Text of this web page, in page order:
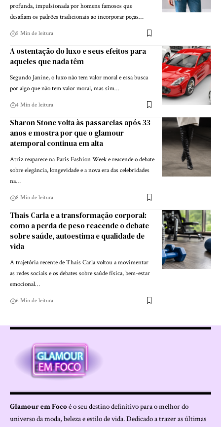
profunda, impulsionada por homens famosos que
desafiam os padrões tradicionais ao incorporar peças…
5 Min de leitura
A ostentação do luxo e seus efeitos para
aqueles que nada têm
Segundo Janine, o luxo não tem valor moral e essa busca
por algo que não tem valor moral, mas sim…
4 Min de leitura
Sharon Stone volta às passarelas após 33
anos e mostra por que o glamour
atemporal continua em alta
Atriz reaparece na Paris Fashion Week e reacende o debate
sobre elegância, longevidade e a nova era das celebridades
na…
8 Min de leitura
Thais Carla e a transformação corporal:
como a perda de peso reacende o debate
sobre saúde, autoestima e qualidade de
vida
A trajetória recente de Thais Carla voltou a movimentar
as redes sociais e os debates sobre saúde física, bem-estar
emocional…
6 Min de leitura
Glamour em Focoé o seu destino definitivo para o melhor do
universo da moda, beleza e estilo de vida. Dedicado a trazer as últimas